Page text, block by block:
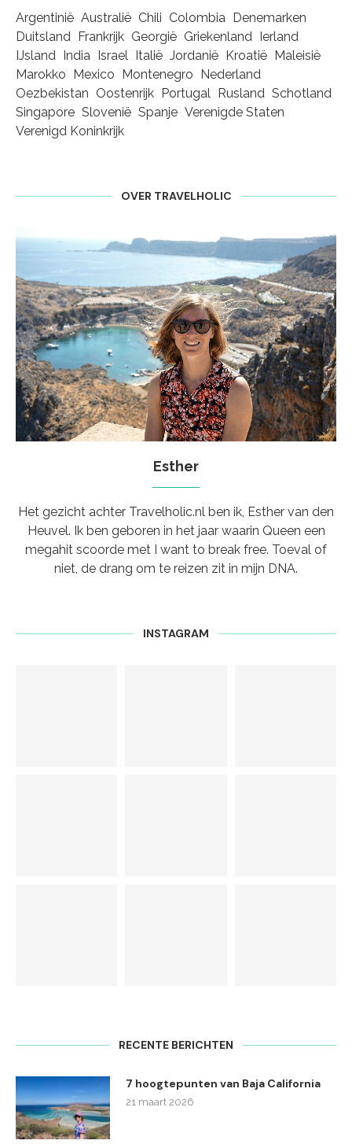
Argentinië Australië Chili Colombia Denemarken
Duitsland Frankrijk Georgië Griekenland Ierland
IJsland India Israel Italië Jordanië Kroatië Maleisië
Marokko Mexico Montenegro Nederland
Oezbekistan Oostenrijk Portugal Rusland Schotland
Singapore Slovenië Spanje Verenigde Staten
Verenigd Koninkrijk
OVER TRAVELHOLIC
Esther
Het gezicht achter Travelholic.nl ben ik, Esther van den
Heuvel. Ik ben geboren in het jaar waarin Queen een
megahit scoorde met I want to break free. Toeval of
niet, de drang om te reizen zit in mijn DNA.
INSTAGRAM
RECENTE BERICHTEN
7 hoogtepunten van Baja California
21 maart 2026